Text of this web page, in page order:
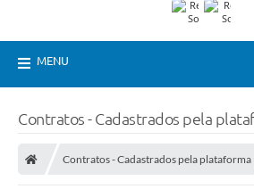
MENU
Contratos - Cadastrados pela
Contratos - Cadastrados pela plataforma